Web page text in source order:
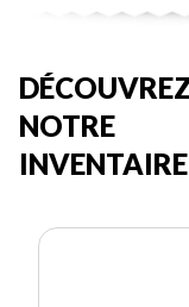
NOTRE
INVENTAIRE